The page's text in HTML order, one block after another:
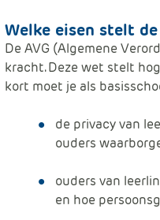
Welke eisen stelt
De AVG (Algemene
kracht.Deze wet stelt
kort moet je als
de privacy van
ouders
ouders van
en hoe